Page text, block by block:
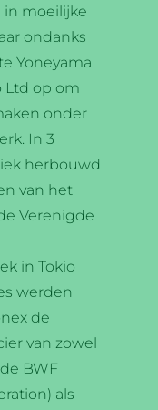
in moeilijke
ondanks
Yoneyama
Ltd op om
onder
In 3
herbouwd
van het
Verenigde
in Tokio
werden
de
van zowel
BWF
als